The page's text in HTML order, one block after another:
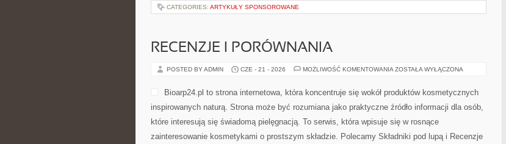
CATEGORIES: ARTYKUŁY SPONSOROWANE
RECENZJE I PORÓWNANIA
POSTED BY ADMIN CZE - 21 - 2026 MOŻLIWOŚĆ KOMENTOWANIA RECENZJE
ZOSTAŁA WYŁĄCZONA
Bioarp24.pl to strona internetowa, która koncentruje się wokół produktów kosmetycznych
inspirowanych naturą. Strona może być rozumiana jako praktyczne źródło informacji dla osób,
które interesują się świadomą pielęgnacją. To serwis, która wpisuje się w rosnące
zainteresowanie kosmetykami o prostszym składzie. Polecamy Składniki pod lupą i Recenzje